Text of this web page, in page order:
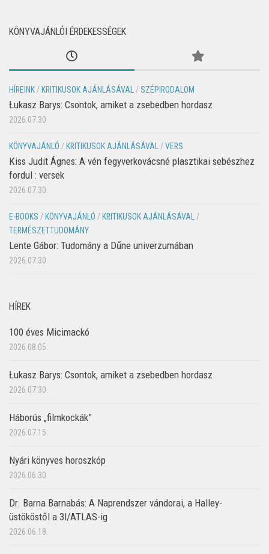
KÖNYVAJÁNLÓI ÉRDEKESSÉGEK
HÍREINK / KRITIKUSOK AJÁNLÁSÁVAL / SZÉPIRODALOM
Łukasz Barys: Csontok, amiket a zsebedben hordasz
2026.07.30.
KÖNYVAJÁNLÓ / KRITIKUSOK AJÁNLÁSÁVAL /VERS
Kiss Judit Ágnes: A vén fegyverkovácsné plasztikai sebészhez
fordul : versek
2026.07.30.
E-BOOKS / KÖNYVAJÁNLÓ / KRITIKUSOK AJÁNLÁSÁVAL
/
TERMÉSZETTUDOMÁNY
Lente Gábor: Tudomány a Dűne univerzumában
2026.07.30.
HÍREK
100 éves Micimackó
2026.08.05.
Łukasz Barys: Csontok, amiket a zsebedben hordasz
2026.07.30.
Háborús „filmkockák”
2026.07.15.
Nyári könyves horoszkóp
2026.06.30.
Dr. Barna Barnabás: A Naprendszer vándorai, a Halley-
üstököstől a 3I/ATLAS-ig
2026.06.18.